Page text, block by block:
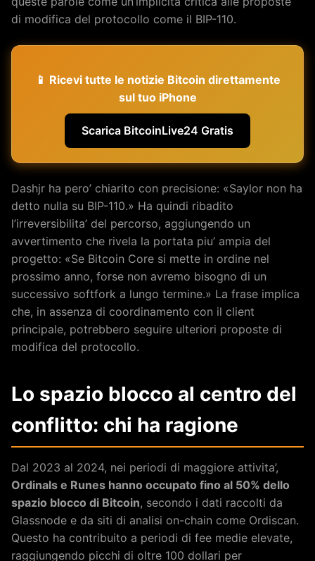
di modifica del protocollo come il BIP-110.
📱 Ricevi tutte le notizie Bitcoin direttamente
sul tuo iPhone
Scarica BitcoinLive24 Gratis
Dashjr ha pero’ chiarito con precisione: «Saylor non ha
detto nulla su BIP-110.» Ha quindi ribadito
l’irreversibilita’ del percorso, aggiungendo un
avvertimento che rivela la portata piu’ ampia del
progetto: «Se Bitcoin Core si mette in ordine nel
prossimo anno, forse non avremo bisogno di un
successivo softfork a lungo termine.» La frase implica
che, in assenza di coordinamento con il client
principale, potrebbero seguire ulteriori proposte di
modifica del protocollo.
Lo spazio blocco al centro del
conflitto: chi ha ragione
Dal 2023 al 2024, nei periodi di maggiore attivita’,
Ordinals e Runes hanno occupato fino al 50% dello
spazio blocco di Bitcoin, secondo i dati raccolti da
Glassnode e da siti di analisi on-chain come Ordiscan.
Questo ha contribuito a periodi di fee medie elevate,
raggiungendo picchi di oltre 100 dollari per